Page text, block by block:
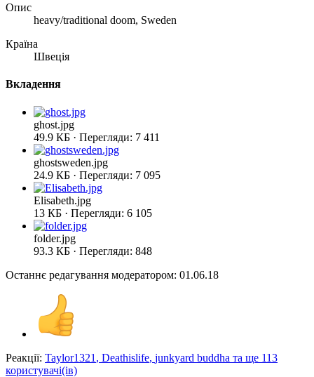
Опис
heavy/traditional doom, Sweden
Країна
Швеція
Вкладення
ghost.jpg
49.9 КБ · Перегляди: 7 411
ghostsweden.jpg
24.9 КБ · Перегляди: 7 095
Elisabeth.jpg
13 КБ · Перегляди: 6 105
folder.jpg
93.3 КБ · Перегляди: 848
Останнє редагування модератором: 01.06.18
Реакції: Taylor1321 , Deathislife, junkyard buddha та ще 113
користувачі(ів)